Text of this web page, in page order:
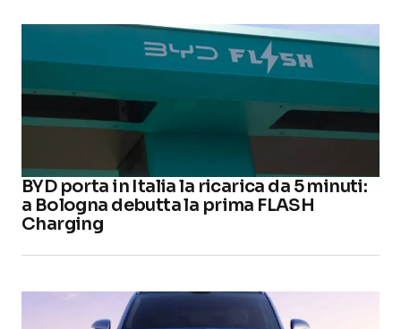
BYD porta in Italia la ricarica da 5 minuti:
a Bologna debutta la prima FLASH
Charging